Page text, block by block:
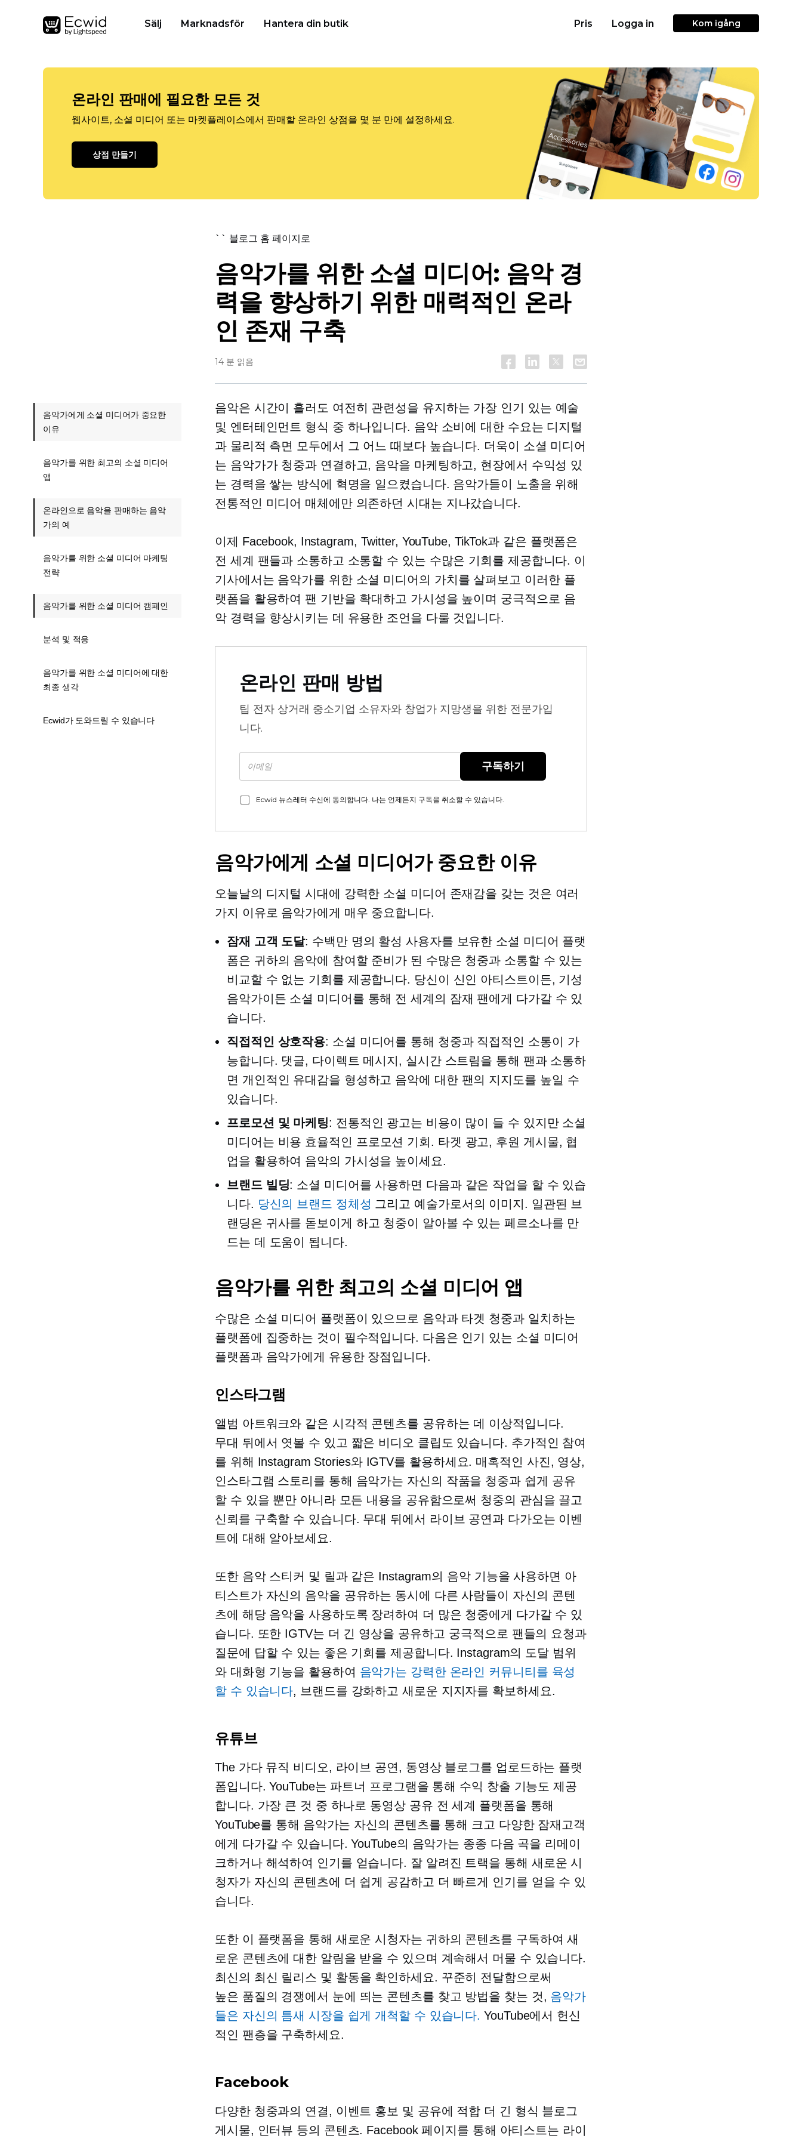
Sälj Marknadsför Hantera din butik Pris Logga in Kom igång
온라인 판매에 필요한 모든 것
웹사이트, 소셜 미디어 또는 마켓플레이스에서 판매할 온라인 상점을 몇 분 만에 설정하세요.
상점 만들기
`` 블로그 홈 페이지로
음악가를 위한 소셜 미디어: 음악 경
력을 향상하기 위한 매력적인 온라
인 존재 구축
14 분 읽음
음악은 시간이 흘러도 여전히 관련성을 유지하는 가장 인기 있는 예술
및 엔터테인먼트 형식 중 하나입니다. 음악 소비에 대한 수요는 디지털
과 물리적 측면 모두에서 그 어느 때보다 높습니다. 더욱이 소셜 미디어
는 음악가가 청중과 연결하고, 음악을 마케팅하고, 현장에서 수익성 있
는 경력을 쌓는 방식에 혁명을 일으켰습니다. 음악가들이 노출을 위해
전통적인 미디어 매체에만 의존하던 시대는 지나갔습니다.
이제 Facebook, Instagram, Twitter, YouTube, TikTok과 같은 플랫폼은
전 세계 팬들과 소통하고 소통할 수 있는 수많은 기회를 제공합니다. 이
기사에서는 음악가를 위한 소셜 미디어의 가치를 살펴보고 이러한 플
랫폼을 활용하여 팬 기반을 확대하고 가시성을 높이며 궁극적으로 음
악 경력을 향상시키는 데 유용한 조언을 다룰 것입니다.
온라인 판매 방법
팁 전자 상거래 중소기업 소유자와 창업가 지망생을 위한 전문가입
니다.
구독하기
Ecwid 뉴스레터 수신에 동의합니다. 나는 언제든지 구독을 취소할 수 있습니다.
음악가에게 소셜 미디어가 중요한 이유
오늘날의 디지털 시대에 강력한 소셜 미디어 존재감을 갖는 것은 여러
가지 이유로 음악가에게 매우 중요합니다.
잠재 고객 도달: 수백만 명의 활성 사용자를 보유한 소셜 미디어 플랫
폼은 귀하의 음악에 참여할 준비가 된 수많은 청중과 소통할 수 있는
비교할 수 없는 기회를 제공합니다. 당신이 신인 아티스트이든, 기성
음악가이든 소셜 미디어를 통해 전 세계의 잠재 팬에게 다가갈 수 있
습니다.
직접적인 상호작용: 소셜 미디어를 통해 청중과 직접적인 소통이 가
능합니다. 댓글, 다이렉트 메시지, 실시간 스트림을 통해 팬과 소통하
면 개인적인 유대감을 형성하고 음악에 대한 팬의 지지도를 높일 수
있습니다.
프로모션 및 마케팅: 전통적인 광고는 비용이 많이 들 수 있지만 소셜
미디어는 비용 효율적인 프로모션 기회. 타겟 광고, 후원 게시물, 협
업을 활용하여 음악의 가시성을 높이세요.
브랜드 빌딩: 소셜 미디어를 사용하면 다음과 같은 작업을 할 수 있습
니다. 당신의 브랜드 정체성 그리고 예술가로서의 이미지. 일관된 브
랜딩은 귀사를 돋보이게 하고 청중이 알아볼 수 있는 페르소나를 만
드는 데 도움이 됩니다.
음악가를 위한 최고의 소셜 미디어 앱
수많은 소셜 미디어 플랫폼이 있으므로 음악과 타겟 청중과 일치하는
플랫폼에 집중하는 것이 필수적입니다. 다음은 인기 있는 소셜 미디어
플랫폼과 음악가에게 유용한 장점입니다.
인스타그램
앨범 아트워크와 같은 시각적 콘텐츠를 공유하는 데 이상적입니다.
무대 뒤에서 엿볼 수 있고 짧은 비디오 클립도 있습니다. 추가적인 참여
를 위해 Instagram Stories와 IGTV를 활용하세요. 매혹적인 사진, 영상,
인스타그램 스토리를 통해 음악가는 자신의 작품을 청중과 쉽게 공유
할 수 있을 뿐만 아니라 모든 내용을 공유함으로써 청중의 관심을 끌고
신뢰를 구축할 수 있습니다. 무대 뒤에서 라이브 공연과 다가오는 이벤
트에 대해 알아보세요.
또한 음악 스티커 및 릴과 같은 Instagram의 음악 기능을 사용하면 아
티스트가 자신의 음악을 공유하는 동시에 다른 사람들이 자신의 콘텐
츠에 해당 음악을 사용하도록 장려하여 더 많은 청중에게 다가갈 수 있
습니다. 또한 IGTV는 더 긴 영상을 공유하고 궁극적으로 팬들의 요청과
질문에 답할 수 있는 좋은 기회를 제공합니다. Instagram의 도달 범위
와 대화형 기능을 활용하여 음악가는 강력한 온라인 커뮤니티를 육성
할 수 있습니다, 브랜드를 강화하고 새로운 지지자를 확보하세요.
유튜브
The 가다뮤직 비디오, 라이브 공연, 동영상 블로그를 업로드하는 플랫
폼입니다. YouTube는 파트너 프로그램을 통해 수익 창출 기능도 제공
합니다. 가장 큰 것 중 하나로 동영상 공유 전 세계 플랫폼을 통해
YouTube를 통해 음악가는 자신의 콘텐츠를 통해 크고 다양한 잠재고객
에게 다가갈 수 있습니다. YouTube의 음악가는 종종 다음 곡을 리메이
크하거나 해석하여 인기를 얻습니다. 잘 알려진 트랙을 통해 새로운 시
청자가 자신의 콘텐츠에 더 쉽게 공감하고 더 빠르게 인기를 얻을 수 있
습니다.
또한 이 플랫폼을 통해 새로운 시청자는 귀하의 콘텐츠를 구독하여 새
로운 콘텐츠에 대한 알림을 받을 수 있으며 계속해서 머물 수 있습니다.
최신의 최신 릴리스 및 활동을 확인하세요. 꾸준히 전달함으로써
높은 품질의 경쟁에서 눈에 띄는 콘텐츠를 찾고 방법을 찾는 것, 음악가
들은 자신의 틈새 시장을 쉽게 개척할 수 있습니다. YouTube에서 헌신
적인 팬층을 구축하세요.
Facebook
다양한 청중과의 연결, 이벤트 홍보 및 공유에 적합 더 긴 형식 블로그
게시물, 인터뷰 등의 콘텐츠. Facebook 페이지를 통해 아티스트는 라이
음악가에게 소셜 미디어가 중요한
이유
음악가를 위한 최고의 소셜 미디어
앱
온라인으로 음악을 판매하는 음악
가의 예
음악가를 위한 소셜 미디어 마케팅
전략
음악가를 위한 소셜 미디어 캠페인
분석 및 적응
음악가를 위한 소셜 미디어에 대한
최종 생각
Ecwid가 도와드릴 수 있습니다